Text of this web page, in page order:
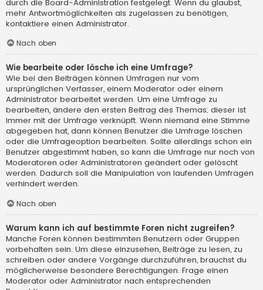
durch die Board-Administration festgelegt. Wenn du glaubst,
mehr Antwortmöglichkeiten als zugelassen zu benötigen,
kontaktiere einen Administrator.
Nach oben
Wie bearbeite oder lösche ich eine Umfrage?
Wie bei den Beiträgen können Umfragen nur vom
ursprünglichen Verfasser, einem Moderator oder einem
Administrator bearbeitet werden. Um eine Umfrage zu
bearbeiten, ändere den ersten Beitrag des Themas; dieser ist
immer mit der Umfrage verknüpft. Wenn niemand eine Stimme
abgegeben hat, dann können Benutzer die Umfrage löschen
oder die Umfrageoption bearbeiten. Sollte allerdings schon ein
Benutzer abgestimmt haben, so kann die Umfrage nur noch von
Moderatoren oder Administratoren geändert oder gelöscht
werden. Dadurch soll die Manipulation von laufenden Umfragen
verhindert werden.
Nach oben
Warum kann ich auf bestimmte Foren nicht zugreifen?
Manche Foren können bestimmten Benutzern oder Gruppen
vorbehalten sein. Um diese einzusehen, Beiträge zu lesen, zu
schreiben oder andere Vorgänge durchzuführen, brauchst du
möglicherweise besondere Berechtigungen. Frage einen
Moderator oder Administrator nach entsprechenden